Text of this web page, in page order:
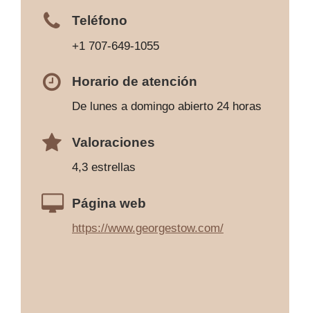
Teléfono
+1 707-649-1055
Horario de atención
De lunes a domingo abierto 24 horas
Valoraciones
4,3 estrellas
Página web
https://www.georgestow.com/